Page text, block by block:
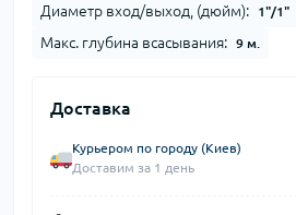
Диаметр вход/выход, (дюйм): 1"/1"
Макс. глубина всасывания: 9 м.
Доставка
Курьером по городу (Киев)
Доставим за 1 день